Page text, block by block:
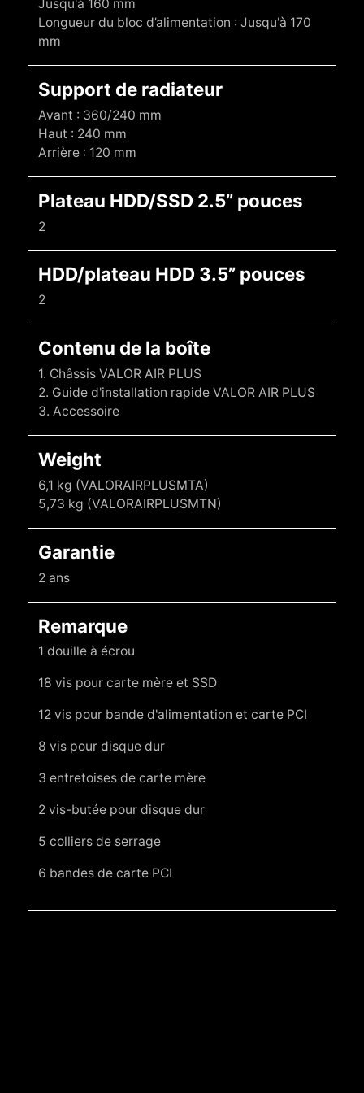
Jusqu'à 160 mm
Longueur du bloc d’alimentation : Jusqu'à 170
mm
Support de radiateur
Avant : 360/240 mm
Haut : 240 mm
Arrière : 120 mm
Plateau HDD/SSD 2.5” pouces
2
HDD/plateau HDD 3.5” pouces
2
Contenu de la boîte
1. Châssis VALOR AIR PLUS
2. Guide d'installation rapide VALOR AIR PLUS
3. Accessoire
Weight
6,1 kg (VALORAIRPLUSMTA)
5,73 kg (VALORAIRPLUSMTN)
Garantie
2 ans
Remarque
1 douille à écrou
18 vis pour carte mère et SSD
12 vis pour bande d'alimentation et carte PCI
8 vis pour disque dur
3 entretoises de carte mère
2 vis-butée pour disque dur
5 colliers de serrage
6 bandes de carte PCI